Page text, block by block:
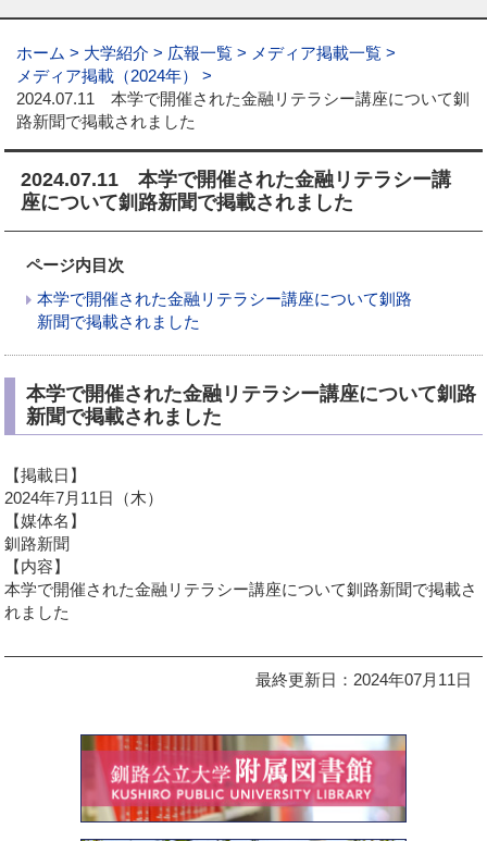
ホーム 大学紹介 広報一覧
メディア掲載一覧
メディア掲載（2024年）
2024.07.11 本学で開催された金融リテラシー講座について釧
路新聞で掲載されました
2024.07.11 本学で開催された金融リテラシー講
座について釧路新聞で掲載されました
ページ内目次
本学で開催された金融リテラシー講座について釧路
新聞で掲載されました
本学で開催された金融リテラシー講座について釧路
新聞で掲載されました
【掲載日】
2024年7月11日（木）
【媒体名】
釧路新聞
【内容】
本学で開催された金融リテラシー講座について釧路新聞で掲載さ
れました
最終更新日：2024年07月11日